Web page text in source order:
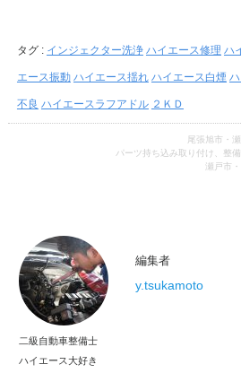
タグ : インジェクター洗浄 ハイエース修理 ハ
エース振動 ハイエース揺れ ハイエース白煙
不良 ハイエースラフアドル ２ＫＤ
尾張旭市・
パーツ持ち込み取り付け、整
瀬戸市
編集者
y.tsukamoto
二級自動車整備士
ハイエース大好き